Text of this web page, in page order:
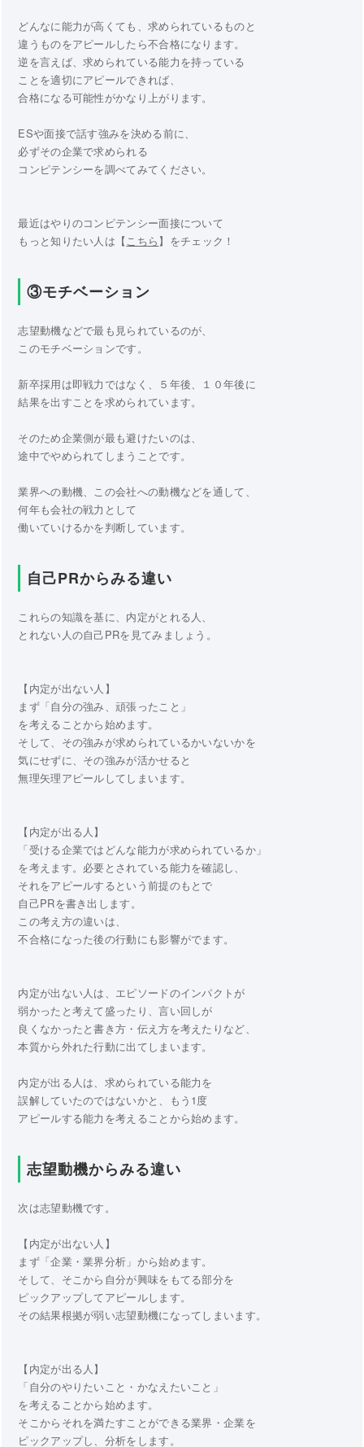
どんなに能力が高くても、求められているものと
違うものをアピールしたら不合格になります。
逆を言えば、求められている能力を持っている
ことを適切にアピールできれば、
合格になる可能性がかなり上がります。
ESや面接で話す強みを決める前に、
必ずその企業で求められる
コンピテンシーを調べてみてください。
最近はやりのコンピテンシー面接について
もっと知りたい人は【こちら 】をチェック！
③モチベーション
志望動機などで最も見られているのが、
このモチベーションです。
新卒採用は即戦力ではなく、５年後、１０年後に
結果を出すことを求められています。
そのため企業側が最も避けたいのは、
途中でやめられてしまうことです。
業界への動機、この会社への動機などを通して、
何年も会社の戦力として
働いていけるかを判断しています。
自己PRからみる違い
これらの知識を基に、内定がとれる人、
とれない人の自己PRを見てみましょう。
【内定が出ない人】
まず「自分の強み、頑張ったこと」
を考えることから始めます。
そして、その強みが求められているかいないかを
気にせずに、その強みが活かせると
無理矢理アピールしてしまいます。
【内定が出る人】
「受ける企業ではどんな能力が求められているか」
を考えます。必要とされている能力を確認し、
それをアピールするという前提のもとで
自己PRを書き出します。
この考え方の違いは、
不合格になった後の行動にも影響がでます。
内定が出ない人は、エピソードのインパクトが
弱かったと考えて盛ったり、言い回しが
良くなかったと書き方・伝え方を考えたりなど、
本質から外れた行動に出てしまいます。
内定が出る人は、求められている能力を
誤解していたのではないかと、もう1度
アピールする能力を考えることから始めます。
志望動機からみる違い
次は志望動機です。
【内定が出ない人】
まず「企業・業界分析」から始めます。
そして、そこから自分が興味をもてる部分を
ピックアップしてアピールします。
その結果根拠が弱い志望動機になってしまいます。
【内定が出る人】
「自分のやりたいこと・かなえたいこと」
を考えることから始めます。
そこからそれを満たすことができる業界・企業を
ピックアップし、分析をします。